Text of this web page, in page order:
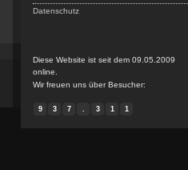
Datenschutz
Diese Website ist seit dem 09.05.2009
online.
Wir freuen uns über Besucher:
9 3 7 . 3 1 1